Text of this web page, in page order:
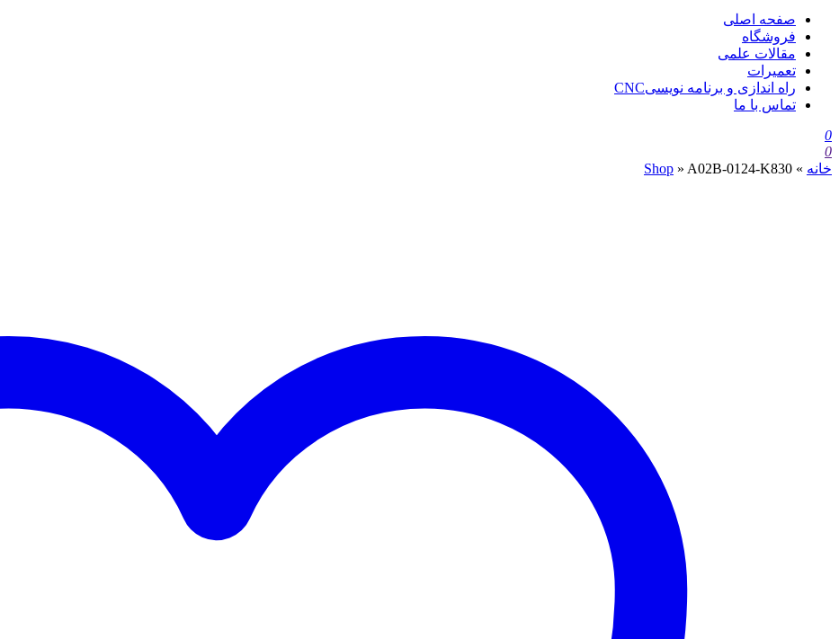
صفحه اصلی
فروشگاه
مقالات علمی
تعمیرات
راه اندازی و برنامه نویسیCNC
تماس با ما
0
0
خانه »
Shop » A02B-0124-K830